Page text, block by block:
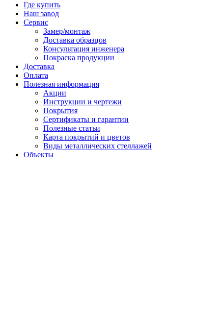
Где купить
Наш завод
Сервис
Замер/монтаж
Доставка образцов
Консультация инженера
Покраска продукции
Доставка
Оплата
Полезная информация
Акции
Инструкции и чертежи
Покрытия
Сертификаты и гарантии
Полезные статьи
Карта покрытий и цветов
Виды металлических стеллажей
Объекты